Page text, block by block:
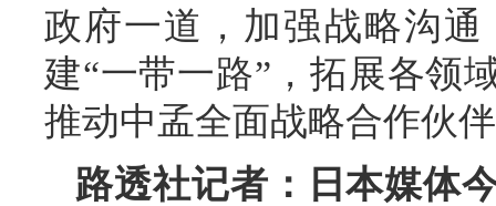
政府一道，加强战略沟
建“一带一路”，拓展各领
推动中孟全面战略合作伙
路透社记者：日本媒体